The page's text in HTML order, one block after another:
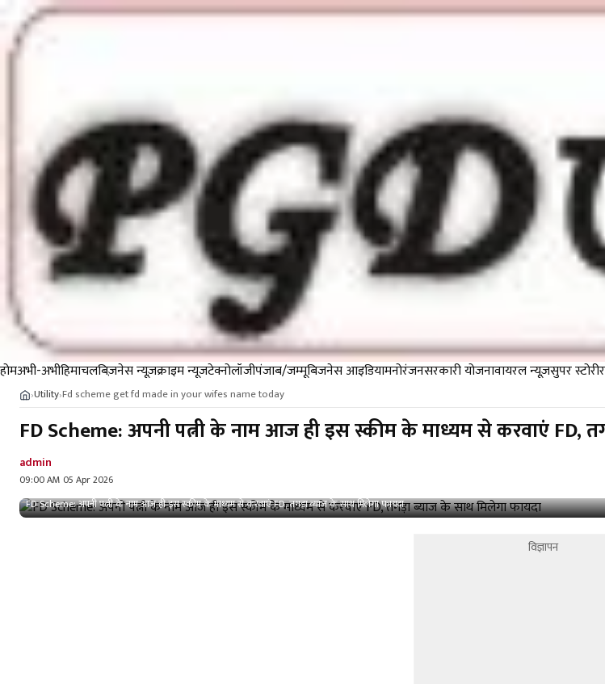
होमअभी-अभीहिमाचलबिज़नेस न्यूज़क्राइम न्यूजटेक्नोलॉजीपंजाब/जम्मूबिजनेस आइडियामनोरंजनसरकारी योजनावायरल न्यूज़सुपर स्टोरी
›Utility›Fd scheme get fd made in your wifes name today
FD Scheme: अपनी पत्नी के नाम आज ही इस स्कीम के माध्यम से करवाएं FD,
admin
09:00 AM 05 Apr 2026
FD Scheme: अपनी पत्नी के नाम आज ही इस स्कीम के माध्यम से करवाएं FD, तगड़ा ब्याज के साथ मिलेगा फायदा
विज्ञापन